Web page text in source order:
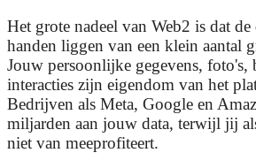
Het grote nadeel van Web2 is dat
handen liggen van een klein aantal
Jouw persoonlijke gegevens, foto's,
interacties zijn eigendom van het
Bedrijven als Meta, Google en
miljarden aan jouw data, terwijl jij
niet van meeprofiteert.